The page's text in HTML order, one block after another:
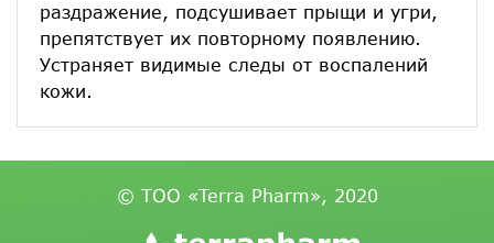
раздражение, подсушивает прыщи и угри,
препятствует их повторному появлению.
Устраняет видимые следы от воспалений
кожи.
© ТОО «Terra Pharm», 2020